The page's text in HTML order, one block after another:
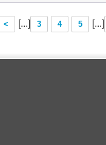
< [...] 3 4 5 [...]